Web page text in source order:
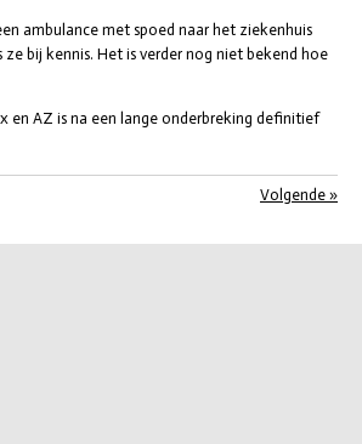
ambulance met spoed naar het ziekenhuis
ze bij kennis. Het is verder nog niet bekend hoe
en AZ is na een lange onderbreking definitief
Volgende »